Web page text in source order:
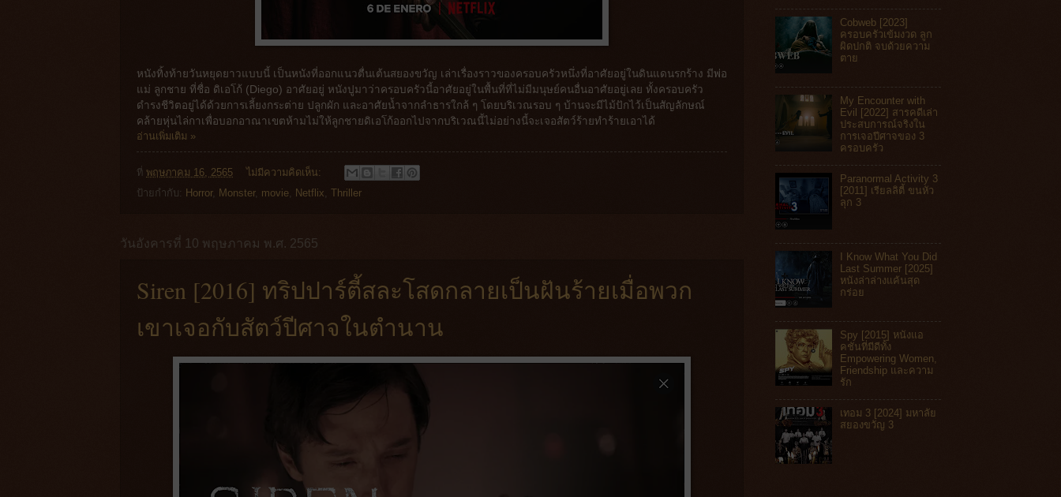
หนังทิ้งท้ายวันหยุดยาวแบบนี้ เป็นหนังที่ออกแนวตื่นเต้นสยองขวัญ เล่าเรื่องราวของครอบครัวหนึ่งที่อาศัยอยู่ในดินแดนรกร้าง มีพ่อ
แม่ ลูกชาย ที่ชื่อ ดิเอโก้ (Diego) อาศัยอยู่ หนังปูมาว่าครอบครัวนี้อาศัยอยู่ในพื้นที่ที่ไม่มีมนุษย์คนอื่นอาศัยอยู่เลย ทั้งครอบครัว
ดำรงชีวิตอยู่ได้ด้วยการเลี้ยงกระต่าย ปลูกผัก และอาศัยน้ำจากลำธารใกล้ ๆ โดยบริเวณรอบ ๆ บ้านจะมีไม้ปักไว้เป็นสัญลักษณ์
คล้ายหุ่นไล่กาเพื่อบอกอาณาเขตห้ามไม่ให้ลูกชายดิเอโก้ออกไปจากบริเวณนี้ไม่อย่างนี้จะเจอสัตว์ร้ายทำร้ายเอาได้
อ่านเพิ่มเติม »
ที่ พฤษภาคม 16, 2565
ไม่มีความคิดเห็น:
ป้ายกำกับ: Horror, Monster, movie, Netflix, Thriller
วันอังคารที่ 10 พฤษภาคม พ.ศ. 2565
Siren [2016] ทริปปาร์ตี้สละโสดกลายเป็นฝันร้ายเมื่อพวก
เขาเจอกับสัตว์ปีศาจในตำนาน
Cobweb [2023]
ครอบครัวเข้มงวด ลูก
ผิดปกติ จบด้วยความ
ตาย
My Encounter with
Evil [2022] สารคดีเล่า
ประสบการณ์จริงใน
การเจอปีศาจของ 3
ครอบครัว
Paranormal Activity 3
[2011] เรียลลิตี้ ขนหัว
ลุก 3
I Know What You Did
Last Summer [2025]
หนังล่าล่างแค้นสุด
กร่อย
Spy [2015] หนังแอ
คชันที่มีดีทั้ง
Empowering Women,
Friendship และความ
รัก
เทอม 3 [2024] มหาลัย
สยองขวัญ 3